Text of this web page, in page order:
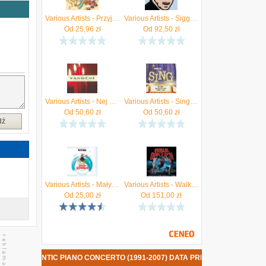
Various Artists - Przyjaciele Z Podwórka - Wyjątkowe Piosenki Dla Dzieci
Od 25,96 zł
Various Artists - Siggi Loch - A (CD)
Od 92,50zł
Various Artists - Nej Vánoční Výběr Všech Dob (Remastered) (2 CD)
Od 50,60zł
Various Artists - Sing (Original Motion Picture Soundtrack) (CD)
Od 50,60zł
Various Artists - Mały Książę
Od 25,00zł
Various Artists - Walk Don't Run (Metallic Blue Castaway Coloured) (Winyl)
Od 151,00 zł
PIANO CONCERTO (1991-2007) DATA PREMIERY